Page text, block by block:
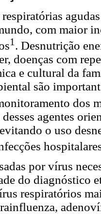
com maior
1 . Desnutrição
doenças com
e cultural da
são
dos
agentes
o uso
por vírus
do diagnóstico
respiratórios